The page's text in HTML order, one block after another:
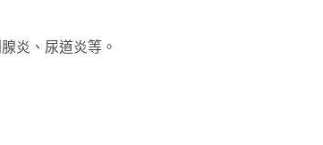
炎、尿道炎等。